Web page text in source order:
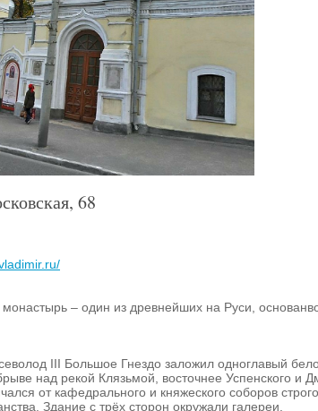
68
монастырь – один из древнейших на Руси,
III Большое Гнездо заложил одноглавый
над рекой Клязьмой, восточнее Успенского и
от кафедрального и княжеского соборов
Здание с трёх сторон окружали галереи.